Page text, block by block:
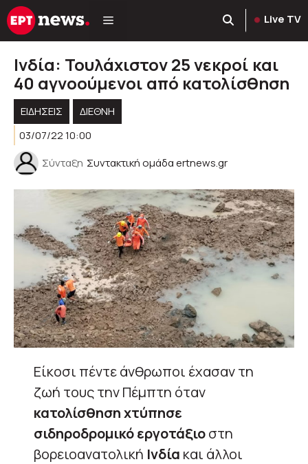
Μετάβαση
σε
Live TV
Ινδία: Τουλάχιστον 25 νεκροί και
40 αγνοούμενοι από κατολίσθηση
ΕΙΔΗΣΕΙΣ
ΔΙΕΘΝΗ
03/07/22 10:00
Σύνταξη Συντακτική ομάδα ertnews.gr
Είκοσι πέντε άνθρωποι έχασαν τη
ζωή τους την Πέμπτη όταν
κατολίσθηση χτύπησε
σιδηροδρομικό εργοτάξιοστη
βορειοανατολική Ινδία και άλλοι